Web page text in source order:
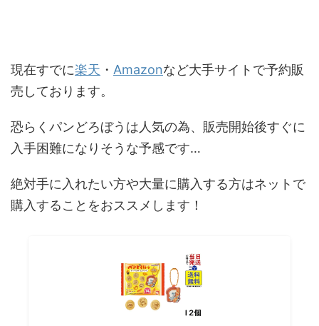
現在すでに楽天 ・ Amazonなど大手サイトで予約販
売しております。
恐らくパンどろぼうは人気の為、販売開始後すぐに
入手困難になりそうな予感です…
絶対手に入れたい方や大量に購入する方はネットで
購入することをおススメします！